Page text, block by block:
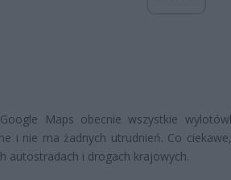
Google Maps obecnie wszystkie
i nie ma żadnych utrudnień. Co
autostradach i drogach krajowych.